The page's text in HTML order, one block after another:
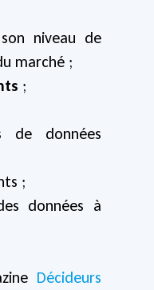
niveau de
marché ;
;
de données
;
données à
Décideurs